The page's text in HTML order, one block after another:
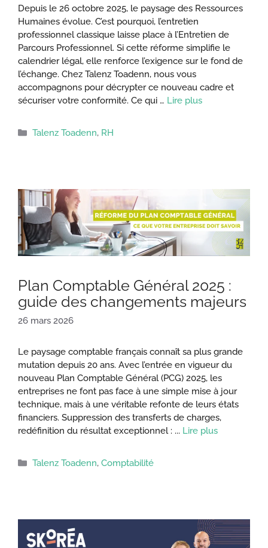
Depuis le 26 octobre 2025, le paysage des Ressources
Humaines évolue. C’est pourquoi, l’entretien
professionnel classique laisse place à l’Entretien de
Parcours Professionnel. Si cette réforme simplifie le
calendrier légal, elle renforce l’exigence sur le fond de
l’échange. Chez Talenz Toadenn, nous vous
accompagnons pour décrypter ce nouveau cadre et
sécuriser votre conformité. Ce qui … Lire plus
Catégories
Talenz Toadenn, RH
Plan Comptable Général 2025 :
guide des changements majeurs
26 mars 2026
Le paysage comptable français connaît sa plus grande
mutation depuis 20 ans. Avec l’entrée en vigueur du
nouveau Plan Comptable Général (PCG) 2025, les
entreprises ne font pas face à une simple mise à jour
technique, mais à une véritable refonte de leurs états
financiers. Suppression des transferts de charges,
redéfinition du résultat exceptionnel : ... Lire plus
Catégories
Talenz Toadenn, Comptabilité